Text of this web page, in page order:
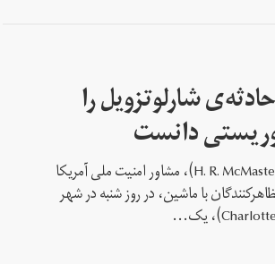
شارلوتزویل را
دانست
اچ. آر. مک‌مستر(H. R. McMaster)، مشاور امنیت ملی آمریکا
با ماشین، در روز شنبه در شهر